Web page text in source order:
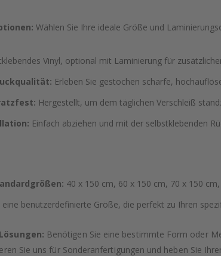
Wählen Sie Ihre ideale Größe und
Vinyl, optional mit Laminierung für
Erleben Sie gestochen scharfe,
Hergestellt, um dem täglichen Verschleiß
Einfach abziehen und mit der selbstklebenden
40 x 150 cm, 60 x 150 cm, 70 x 150
eine benutzerdefinierte Größe, die perfekt zu Ihren
Benötigen Sie eine bestimmte Form oder
Sie uns für Sonderanfertigungen und heben Sie